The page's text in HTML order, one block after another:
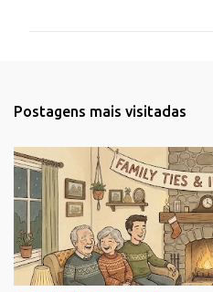
r
i
o
s
Postagens mais visitadas